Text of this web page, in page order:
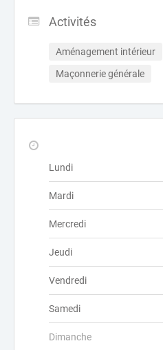
Activités
Aménagement intérieur
Maçonnerie générale
Lundi
Mardi
Mercredi
Jeudi
Vendredi
Samedi
Dimanche